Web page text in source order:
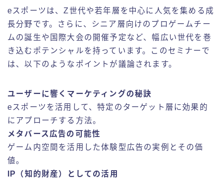
eスポーツは、Z世代や若年層を中心に人気を集める成
長分野です。さらに、シニア層向けのプロゲームチー
ムの誕生や国際大会の開催予定など、幅広い世代を巻
き込むポテンシャルを持っています。このセミナーで
は、以下のようなポイントが議論されます。
ユーザーに響くマーケティングの秘訣
eスポーツを活用して、特定のターゲット層に効果的
にアプローチする方法。
メタバース広告の可能性
ゲーム内空間を活用した体験型広告の実例とその価
値。
IP（知的財産）としての活用